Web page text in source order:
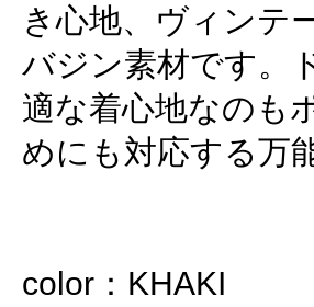
き心地、ヴィンテ
バジン素材です。
適な着心地なのも
めにも対応する万
color：KHAKI